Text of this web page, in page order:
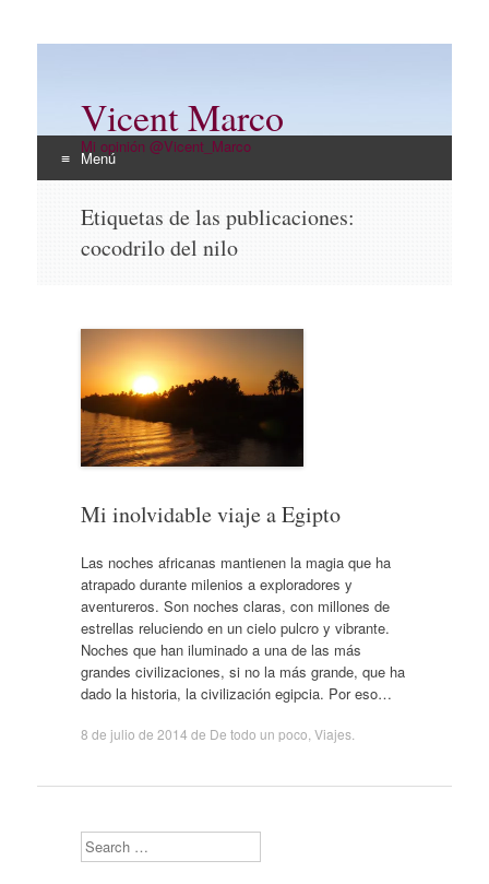
Vicent Marco
Mi opinión @Vicent_Marco
Menú
contenido
Etiquetas de las publicaciones:
cocodrilo del nilo
Mi inolvidable viaje a Egipto
Las noches africanas mantienen la magia que ha
atrapado durante milenios a exploradores y
aventureros. Son noches claras, con millones de
estrellas reluciendo en un cielo pulcro y vibrante.
Noches que han iluminado a una de las más
grandes civilizaciones, si no la más grande, que ha
dado la historia, la civilización egipcia. Por eso…
8 de julio de 2014 de De todo un poco Viajes.
Search